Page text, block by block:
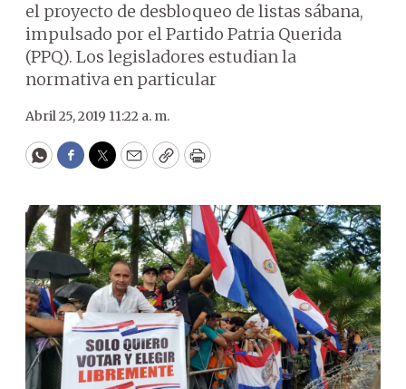
el proyecto de desbloqueo de listas sábana,
impulsado por el Partido Patria Querida
(PPQ). Los legisladores estudian la
normativa en particular
Abril 25, 2019 11:22 a. m.
WhatsApp
Facebook
Twitter
EmailCopyPrint